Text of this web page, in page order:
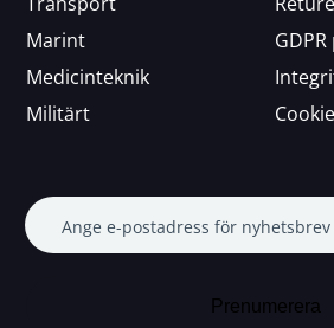
Marint
Medicinteknik
Militärt
Ange e-postadress för nyhetsbrev